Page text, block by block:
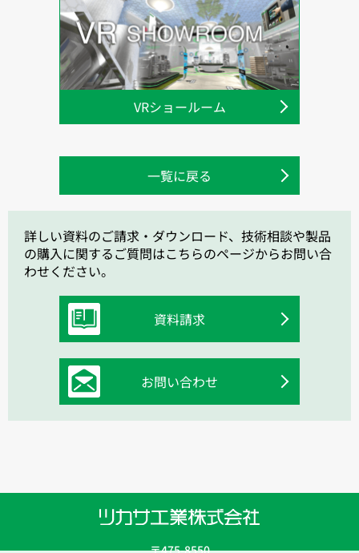
VRショールーム
一覧に戻る
詳しい資料のご請求・ダウンロード、技術相談や製品
の購入に関するご質問はこちらのページからお問い合
わせください。
資料請求
お問い合わせ
〒475-8550